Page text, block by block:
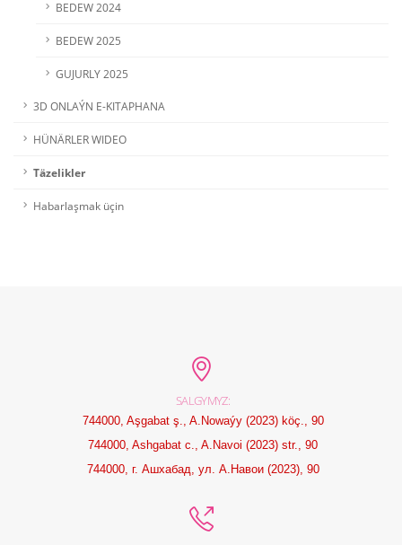
BEDEW 2024
BEDEW 2025
GUJURLY 2025
3D ONLAÝN E-KITAPHANA
HÜNÄRLER WIDEO
Täzelikler
Habarlaşmak üçin
SALGYMYZ:
744000, Aşgabat ş., A.Nowaýy (2023) köç., 90
744000, Ashgabat c., A.Navoi (2023) str., 90
744000, г. Ашхабад, ул. А.Навои (2023), 90